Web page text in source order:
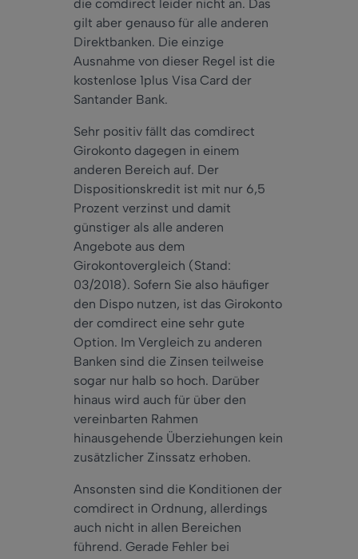
die comdirect leider nicht an. Das
gilt aber genauso für alle anderen
Direktbanken. Die einzige
Ausnahme von dieser Regel ist die
kostenlose 1plus Visa Card der
Santander Bank.
Sehr positiv fällt das comdirect
Girokonto dagegen in einem
anderen Bereich auf. Der
Dispositionskredit ist mit nur 6,5
Prozent verzinst und damit
günstiger als alle anderen
Angebote aus dem
Girokontovergleich (Stand:
03/2018). Sofern Sie also häufiger
den Dispo nutzen, ist das Girokonto
der comdirect eine sehr gute
Option. Im Vergleich zu anderen
Banken sind die Zinsen teilweise
sogar nur halb so hoch. Darüber
hinaus wird auch für über den
vereinbarten Rahmen
hinausgehende Überziehungen kein
zusätzlicher Zinssatz erhoben.
Ansonsten sind die Konditionen der
comdirect in Ordnung, allerdings
auch nicht in allen Bereichen
führend. Gerade Fehler bei